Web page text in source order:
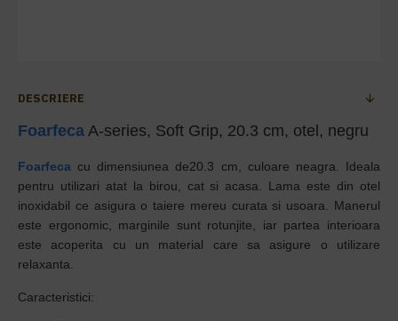
DESCRIERE
Foarfeca A-series, Soft Grip, 20.3 cm, otel, negru
Foarfeca cu dimensiunea de20.3 cm, culoare neagra. Ideala
pentru utilizari atat la birou, cat si acasa. Lama este din otel
inoxidabil ce asigura o taiere mereu curata si usoara. Manerul
este ergonomic, marginile sunt rotunjite, iar partea interioara
este acoperita cu un material care sa asigure o utilizare
relaxanta.
Caracteristici: